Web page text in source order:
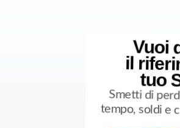
Vuoi
il
tuo
Smetti di
tempo, soldi e